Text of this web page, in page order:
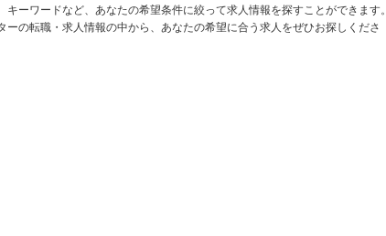
ーワードなど、あなたの希望条件に絞って求人情報を探すことができます。
の転職・求人情報の中から、あなたの希望に合う求人をぜひお探しくださ